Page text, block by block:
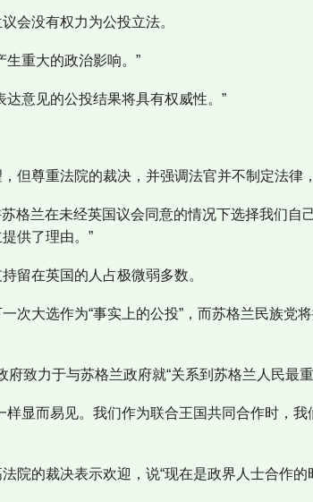
会没有权力为公投立法。
重大的政治影响。”
意见的公投结果将具有权威性。”
但尊重法院的裁决，并强调法官并不制定法律
格兰在未经英国议会同意的情况下选择我们自
供了理由。”
留在英国的人占极微弱多数。
次大选作为“事实上的公投”，而苏格兰民族党
致力于与苏格兰政府就“关系到苏格兰人民最重
显而易见。我们作为联合王国共同合作时，我
的裁决表示欢迎，说“现在是政界人士合作的